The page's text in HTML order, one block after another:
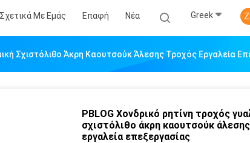
Σχετικά Με Εμάς Επαφή Νέα Greek
Σχιστόλιθο Άκρη Καουτσούκ Άλεσης Τροχός Εργαλεία
PBLOG Χονδρικό ρητίνη τροχός
σχιστόλιθο άκρη καουτσούκ
εργαλεία επεξεργασίας